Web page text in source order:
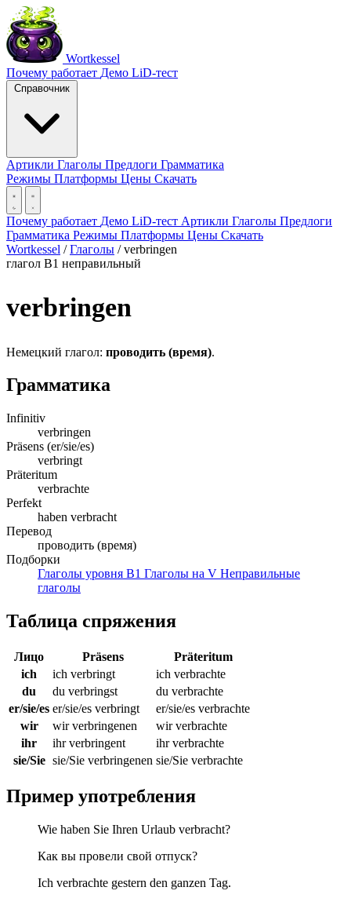
Wortkessel
Почему работает Демо LiD-тест
Справочник
Артикли Глаголы Предлоги Грамматика
Режимы Платформы Цены Скачать
Почему работает Демо LiD-тест Артикли Глаголы Предлоги
Грамматика Режимы Платформы Цены Скачать
Wortkessel / Глаголы / verbringen
глагол B1 неправильный
verbringen
Немецкий глагол: проводить (время).
Грамматика
Infinitiv
verbringen
Präsens (er/sie/es)
verbringt
Präteritum
verbrachte
Perfekt
haben verbracht
Перевод
проводить (время)
Подборки
Глаголы уровня B1 Глаголы на V Неправильные
глаголы
Таблица спряжения
Лицо Präsens
Präteritum
ich
ich verbringt
ich verbrachte
du
du verbringst
du verbrachte
er/sie/es er/sie/es verbringt
er/sie/es verbrachte
wir
wir verbringenen
wir verbrachte
ihr
ihr verbringent
ihr verbrachte
sie/Sie sie/Sie verbringenen sie/Sie verbrachte
Пример употребления
Wie haben Sie Ihren Urlaub verbracht?
Как вы провели свой отпуск?
Ich verbrachte gestern den ganzen Tag.